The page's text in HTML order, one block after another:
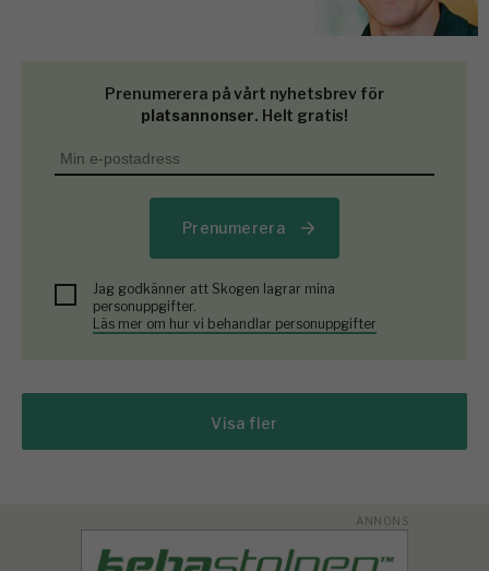
Prenumerera på vårt nyhetsbrev för
platsannonser. Helt gratis!
Prenumerera
Jag godkänner att Skogen lagrar mina
personuppgifter.
Läs mer om hur vi behandlar personuppgifter
Visa fler